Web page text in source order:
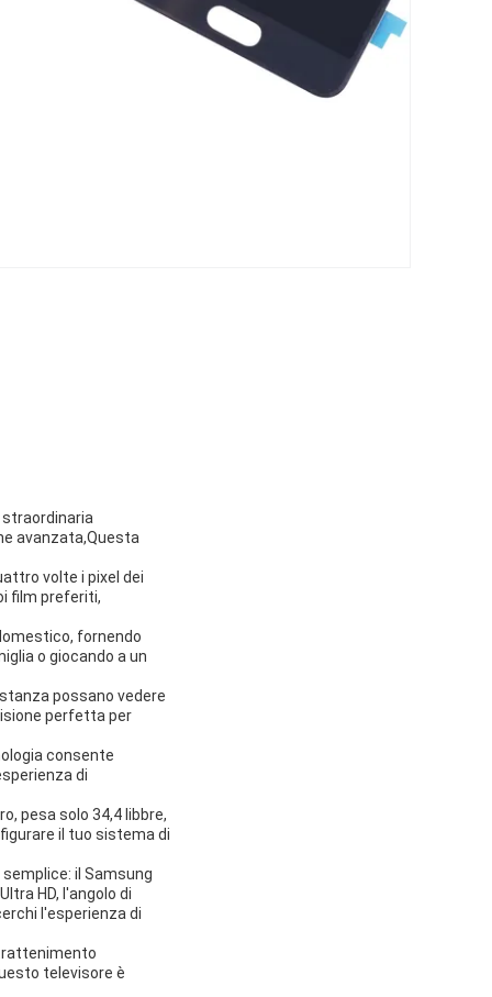
straordinaria
avanzata,Questa
volte i pixel dei
film preferiti,
fornendo
o giocando a un
possano vedere
perfetta per
consente
di
pesa solo 34,4 libbre,
il tuo sistema di
il Samsung
HD, l'angolo di
l'esperienza di
televisore è